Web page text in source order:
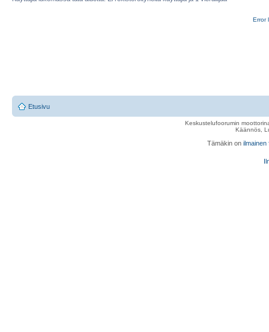
Error
Etusivu
Keskustelufoorumin
Käännös,
Tämäkin on ilmainen